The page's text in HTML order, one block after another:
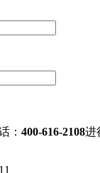
： 400-616-2108进